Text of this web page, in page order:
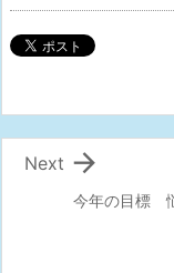
今年の目標

Next